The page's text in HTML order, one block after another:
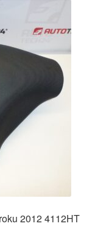
2012 4112HT